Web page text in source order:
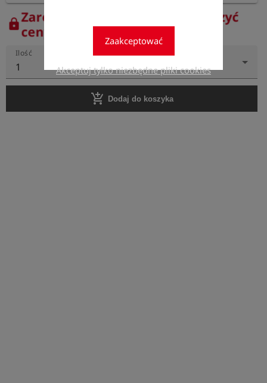
Zaakceptować
Akceptuj tylko niezbędne pliki cookies
lockZarejestruj się teraz, aby zobaczyć
ceny.
Ilość
1
add_shopping_cart Dodaj do koszyka